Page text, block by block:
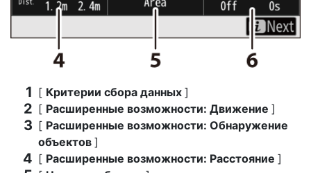
[ Критерии сбора данных ]
[ Расширенные возможности: Движение ]
[ Расширенные возможности: Обнаружение
объектов ]
[ Расширенные возможности: Расстояние ]